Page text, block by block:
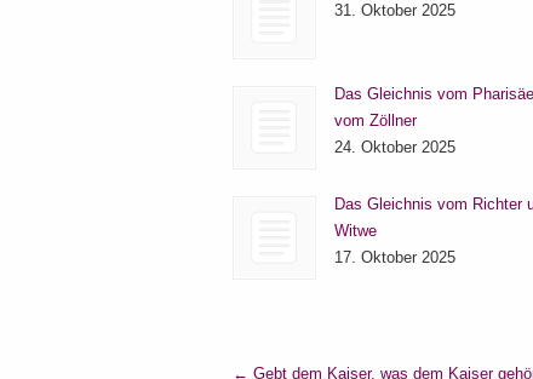
31. Oktober 2025
Das Gleichnis vom
vom Zöllner
24. Oktober 2025
Das Gleichnis vom Richter
Witwe
17. Oktober 2025
← Gebt dem Kaiser, was dem Kaiser